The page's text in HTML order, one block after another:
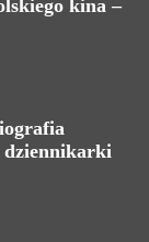
kina –
dziennikarki